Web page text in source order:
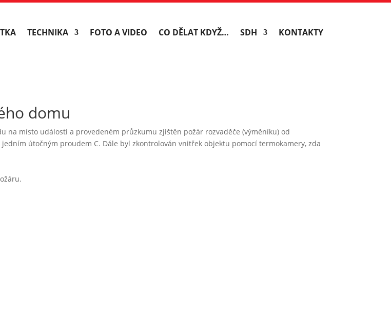
TECHNIKA FOTO A VIDEO CO DĚLAT KDYŽ… SDH KONTAKTY
domu
na místo události a provedeném průzkumu zjištěn požár rozvaděče (výměníku) od
útočným proudem C. Dále byl zkontrolován vnitřek objektu pomocí termokamery, zda